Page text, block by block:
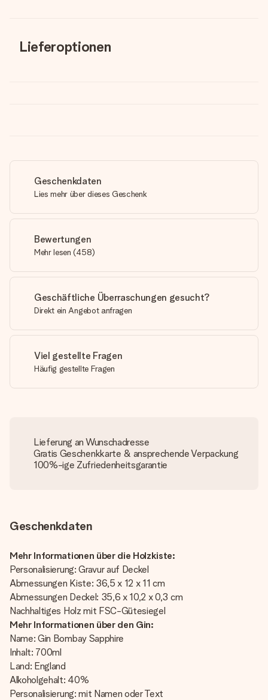
Lieferoptionen
Geschenkdaten
Lies mehr über dieses Geschenk
Bewertungen
Mehr lesen (458)
Geschäftliche Überraschungen gesucht?
Direkt ein Angebot anfragen
Viel gestellte Fragen
Häufig gestellte Fragen
Lieferung an Wunschadresse
Gratis Geschenkkarte & ansprechende Verpackung
100%-ige Zufriedenheitsgarantie
Geschenkdaten
Mehr Informationen über die Holzkiste:
Personalisierung: Gravur auf Deckel
Abmessungen Kiste: 36,5 x 12 x 11 cm
Abmessungen Deckel: 35,6 x 10,2 x 0,3 cm
Nachhaltiges Holz mit FSC-Gütesiegel
Mehr Informationen über den Gin:
Name: Gin Bombay Sapphire
Inhalt: 700ml
Land: England
Alkoholgehalt: 40%
Personalisierung: mit Namen oder Text